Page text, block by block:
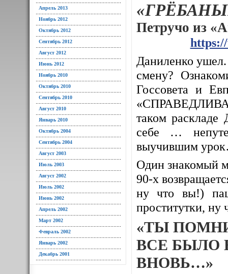
Апрель 2013
Ноябрь 2012
Октябрь 2012
Сентябрь 2012
Август 2012
Июнь 2012
Ноябрь 2010
Октябрь 2010
Сентябрь 2010
Август 2010
Январь 2010
Октябрь 2004
Сентябрь 2004
Август 2003
Июль 2003
Август 2002
Июль 2002
Июнь 2002
Апрель 2002
Март 2002
Февраль 2002
Январь 2002
Декабрь 2001
Петручо из
Даниленко
смену?
Госсовета и
таком раскладе
себе …
выучившим
Один знакомый
90-х
ну что вы!)
проститутки,
«ТЫ
ВСЕ БЫЛО
ВНОВЬ…»